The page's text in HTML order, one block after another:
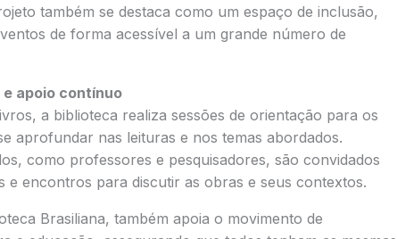
também se destaca como um espaço de inclusão,
de forma acessível a um grande número de
apoio contínuo
a biblioteca realiza sessões de orientação para os
aprofundar nas leituras e nos temas abordados.
como professores e pesquisadores, são convidados
encontros para discutir as obras e seus contextos.
Brasiliana, também apoia o movimento de